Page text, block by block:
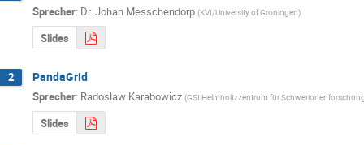
Sprecher: Dr.Johan Messchendorp (KVI/University of Groningen)
Slides
2 PandaGrid
Sprecher: Radoslaw Karabowicz (GSI Helmholtzzentrum für
Slides